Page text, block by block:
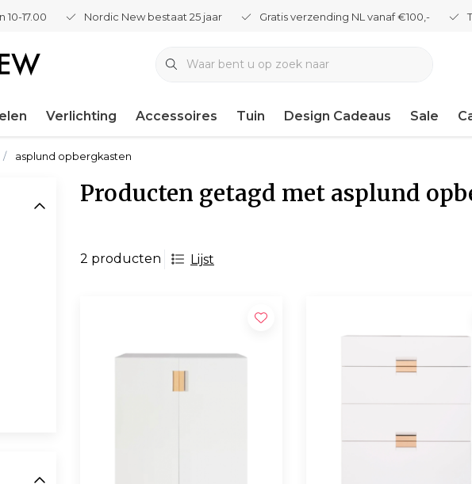
17.00 Nordic New bestaat 25 jaar Gratis verzending NL vanaf €100,-
Verlichting Accessoires Tuin Design Cadeaus Sale
asplund opbergkasten
Producten getagd met asplund
2 producten Lijst